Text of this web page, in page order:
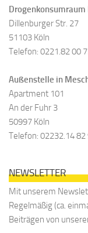
Drogenkonsumraum
Dillenburger Str. 27
51103 Köln
Telefon: 0221.82 00
Außenstelle in
Apartment 101
An der Fuhr 3
50997 Köln
Telefon: 02232.14 82
NEWSLETTER
Mit unserem
Regelmäßig (ca.
Beiträgen von